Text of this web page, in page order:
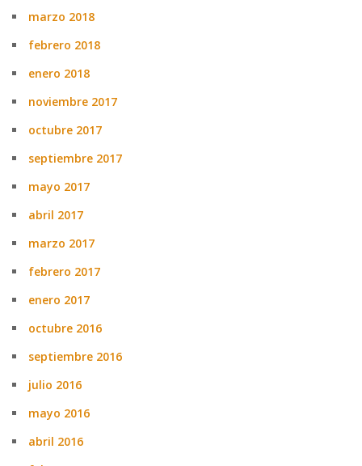
marzo 2018
febrero 2018
enero 2018
noviembre 2017
octubre 2017
septiembre 2017
mayo 2017
abril 2017
marzo 2017
febrero 2017
enero 2017
octubre 2016
septiembre 2016
julio 2016
mayo 2016
abril 2016